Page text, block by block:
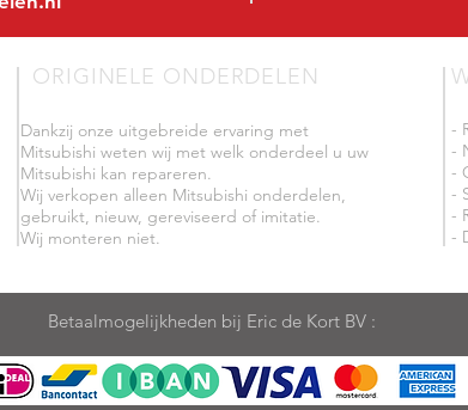
ORIGINELE ONDERDELEN
Dankzij onze uitgebreide ervaring met
Mitsubishi weten wij met welk onderdeel u uw
Mitsubishi kan repareren.
Wij verkopen alleen Mitsubishi onderdelen,
gebruikt, nieuw, gereviseerd of imitatie.
Wij monteren niet.
-
-
-
-
-
-
Betaalmogelijkheden bij Eric de Kort BV :